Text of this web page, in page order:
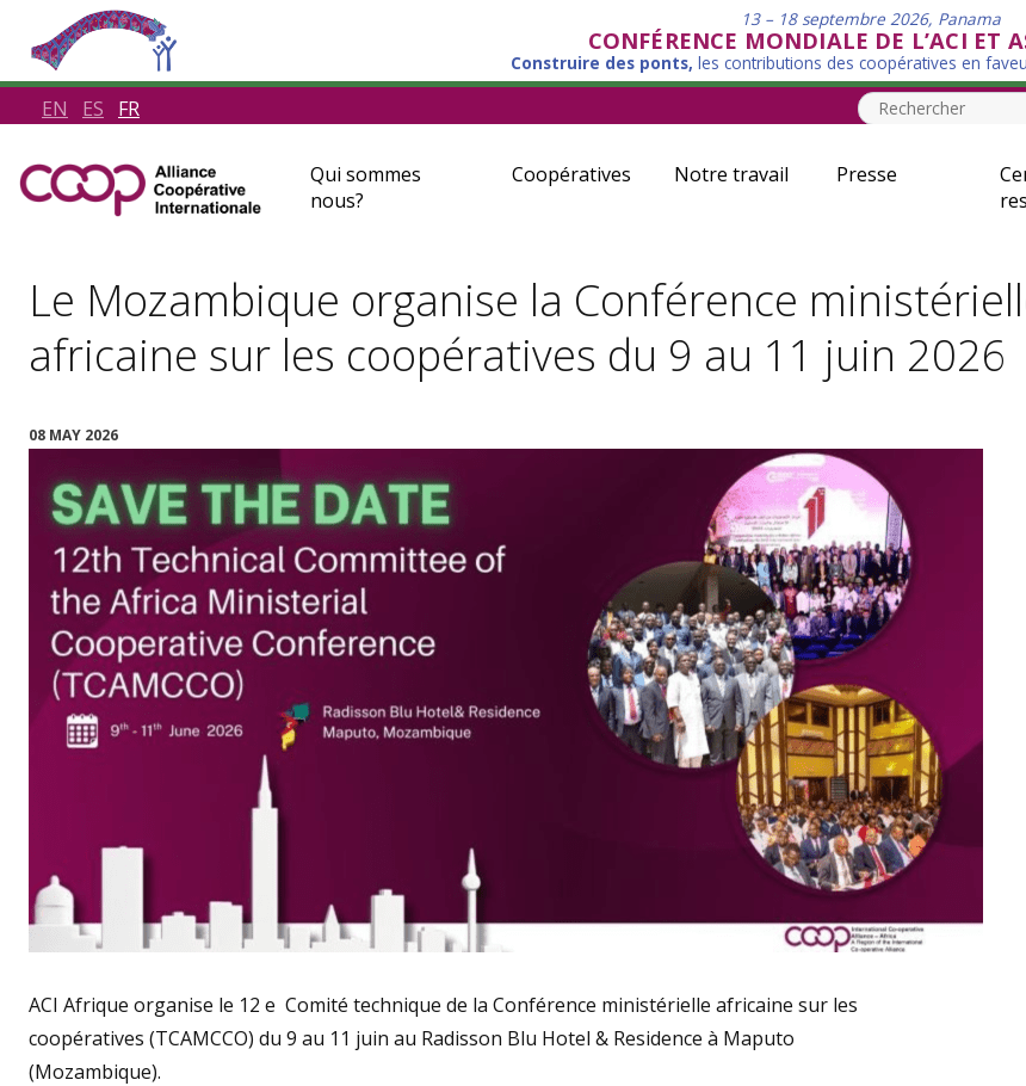
13 – 18 septembre 2026, Panama
CONFÉRENCE MONDIALE DE L’ACI ET
Construire des ponts, les contributions des coopératives en
EN ES FR
Qui sommes
nous?
Coopératives Notre travail Presse
Le Mozambique organise la Conférence
africaine sur les coopératives du 9 au 11 juin 2026
08 MAY 2026
ACI Afrique organise le 12 e Comité technique de la Conférence ministérielle africaine sur les
coopératives (TCAMCCO) du 9 au 11 juin au Radisson Blu Hotel & Residence à Maputo
(Mozambique).